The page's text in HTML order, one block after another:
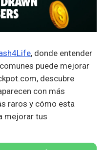
, donde entender
puede mejorar
descubre
con más
raros y cómo esta
mejorar tus